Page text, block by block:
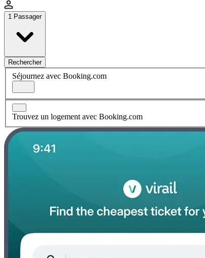
1 Passager
Rechercher
Séjournez avec Booking.com
Trouvez un logement avec Booking.com